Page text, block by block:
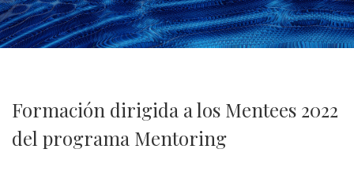
Formación dirigida a los Mentees 2022
del programa Mentoring